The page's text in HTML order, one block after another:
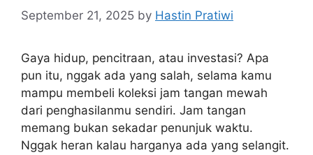
September 21, 2025 by Hastin Pratiwi
Gaya hidup, pencitraan, atau investasi? Apa
pun itu, nggak ada yang salah, selama kamu
mampu membeli koleksi jam tangan mewah
dari penghasilanmu sendiri. Jam tangan
memang bukan sekadar penunjuk waktu.
Nggak heran kalau harganya ada yang selangit.